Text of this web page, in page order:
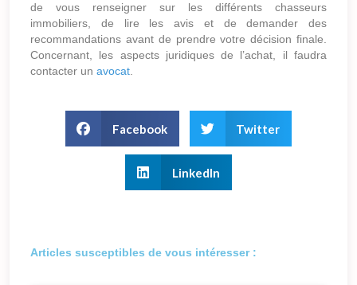
de vous renseigner sur les différents chasseurs
immobiliers, de lire les avis et de demander des
recommandations avant de prendre votre décision finale.
Concernant, les aspects juridiques de l’achat, il faudra
contacter un avocat
Facebook Twitter
LinkedIn
Articles susceptibles de vous intéresser :